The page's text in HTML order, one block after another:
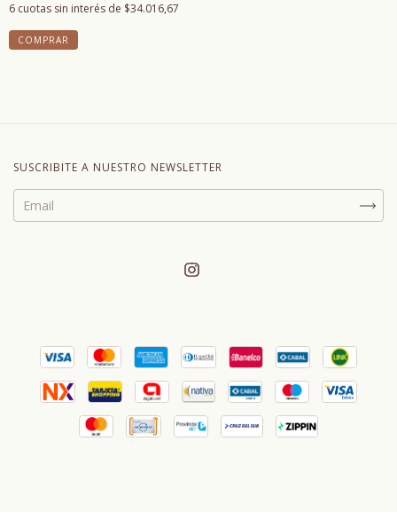
6 cuotas sin interés de $34.016,67
COMPRAR
SUSCRIBITE A NUESTRO NEWSLETTER